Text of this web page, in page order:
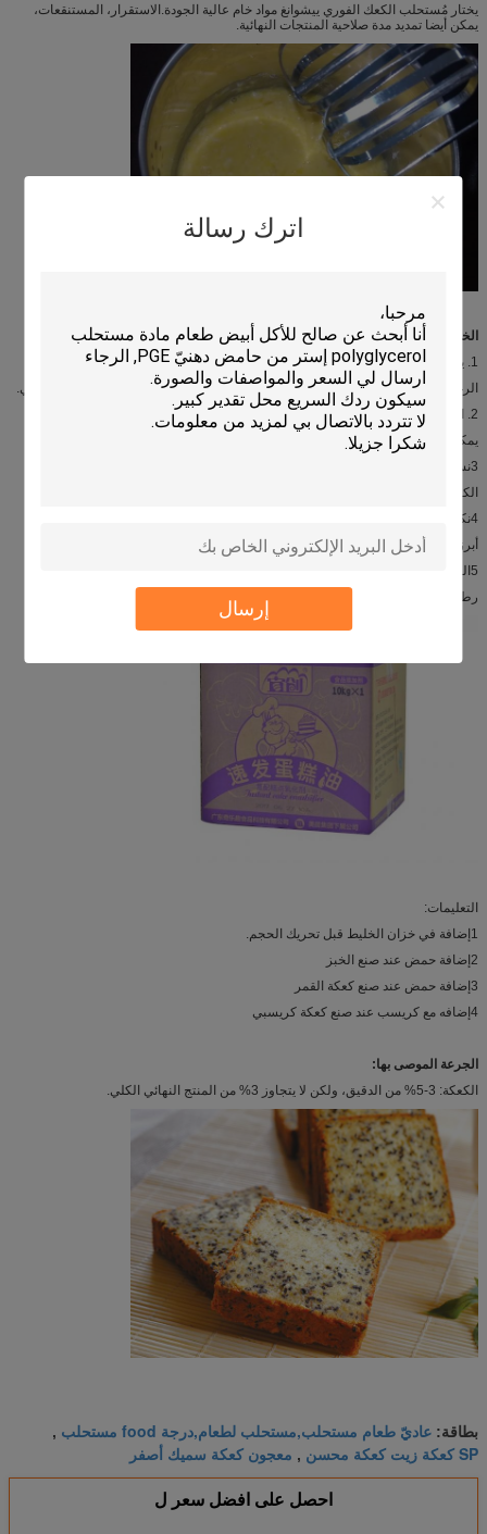
اترك رسالة
إرسال
يختار مُستحلب الكعك الفوري ييشوانغ مواد خام عالية الجودة.الاستقرار، المستنقعات،
يمكن أيضا تمديد مدة صلاحية المنتجات النهائية.
الخصائص:
1. يقلل من وقت الارتفاع
الرغوة مع غسل البيض في وقت قصير، خلط في 3-4 دقائق، 7-10 دقائق يمكن أن تنتهي.
2. اكبر حجم الارتفاع
يمكن أن يزيد الحجم بنسبة 10% إلى 20% بعد استخدام مستحلب الكعك SP.
3نسيج داخلي أكثر دقة
الكعكة لديها نسيج داخلي أكثر دقة وأكثر نكهة.
4نكهة عطرية غنية
أبرز طعم الكعكة
5الشعور بالفم الناعم
رطبة ومرونة وملونة في الفم
التعليمات:
1إضافة في خزان الخليط قبل تحريك الحجم.
2إضافة حمض عند صنع الخبز
3إضافة حمض عند صنع كعكة القمر
4إضافه مع كريسب عند صنع كعكة كريسبي
الجرعة الموصى بها:
الكعكة: 3-5% من الدقيق، ولكن لا يتجاوز 3% من المنتج النهائي الكلي.
بطاقة: عاديّ طعام مستحلب,مستحلب لطعام,درجة food مستحلب ,
SP كعكة زيت كعكة محسن , معجون كعكة سميك أصفر
احصل على افضل سعر ل